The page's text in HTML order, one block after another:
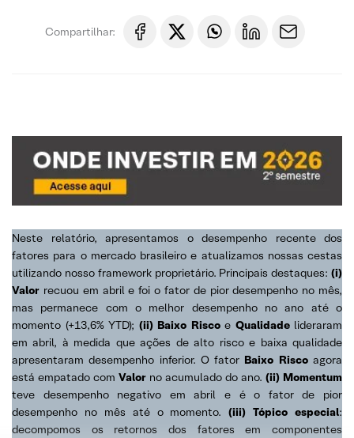
Compartilhar:
Neste relatório, apresentamos o desempenho recente dos
fatores para o mercado brasileiro e atualizamos nossas cestas
utilizando nosso framework proprietário. Principais destaques: (i)
Valor recuou em abril e foi o fator de pior desempenho no mês,
mas permanece com o melhor desempenho no ano até o
momento (+13,6% YTD); (ii) Baixo Riscoe Qualidade lideraram
em abril, à medida que ações de alto risco e baixa qualidade
apresentaram desempenho inferior. O fator Baixo Riscoagora
está empatado com Valor no acumulado do ano. (ii) Momentum
teve desempenho negativo em abril e é o fator de pior
desempenho no mês até o momento.(iii) Tópico especial:
decompomos os retornos dos fatores em componentes